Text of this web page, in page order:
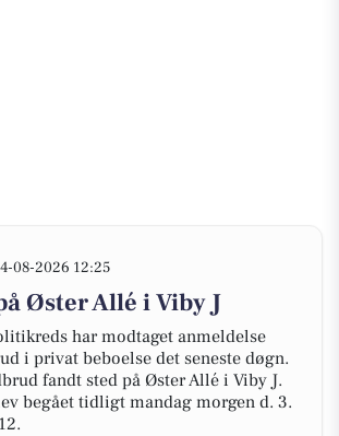
08-2026 12:25
Øster Allé i Viby J
har modtaget anmeldelse
i privat beboelse det seneste døgn.
fandt sted på Øster Allé i Viby J.
begået tidligt mandag morgen d. 3.